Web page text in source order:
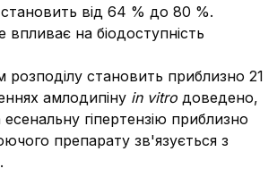
становить від 64 % до 80 %.
впливає на біодоступність
розподілу становить приблизно 21
амлодипіну in vitro доведено,
гіпертензію приблизно
препарату зв'язується з